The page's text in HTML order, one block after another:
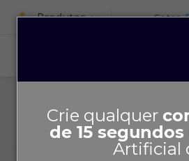
Crie qualquer
de 15 segundos
Artificial
Produtos Cotar